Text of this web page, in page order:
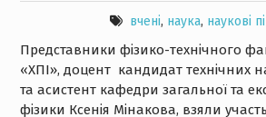
вчені, наука, наукові
Представники фізико-технічного
«ХПІ», доцент кандидат технічних
та асистент кафедри загальної та
фізики Ксенія Мінакова, взяли